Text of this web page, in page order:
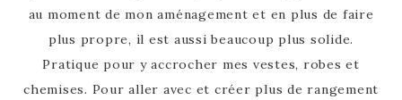
au moment de mon aménagement et en plus de faire
plus propre, il est aussi beaucoup plus solide.
Pratique pour y accrocher mes vestes, robes et
chemises. Pour aller avec et créer plus de rangement